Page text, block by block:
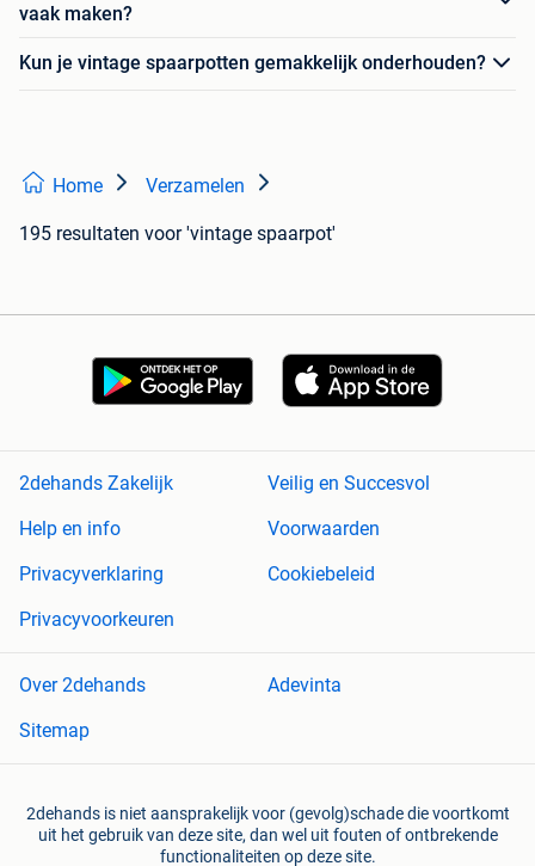
vaak maken?
Kun je vintage spaarpotten gemakkelijk onderhouden?
Home Verzamelen
195 resultaten voor 'vintage spaarpot'
2dehands Zakelijk
Veilig en Succesvol
Help en info
Voorwaarden
Privacyverklaring
Cookiebeleid
Privacyvoorkeuren
Over 2dehands
Adevinta
Sitemap
2dehands is niet aansprakelijk voor (gevolg)schade die voortkomt
uit het gebruik van deze site, dan wel uit fouten of ontbrekende
functionaliteiten op deze site.